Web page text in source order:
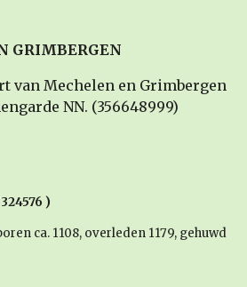
GRIMBERGEN
van Mechelen en Grimbergen
NN. (356648999)
)
ca. 1108, overleden 1179, gehuwd